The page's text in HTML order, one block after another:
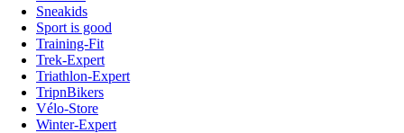
Sneakids
Sport is good
Training-Fit
Trek-Expert
Triathlon-Expert
TripnBikers
Vélo-Store
Winter-Expert